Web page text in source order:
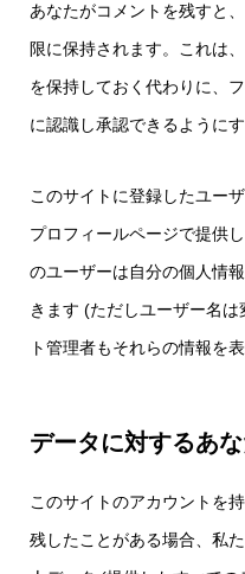
あなたがコメントを残すと
限に保持されます。これは
を保持しておく代わりに、
に認識し承認できるようにす
このサイトに登録したユー
プロフィールページで提供
のユーザーは自分の個人情
きます (ただしユーザー名
ト管理者もそれらの情報を
データに対するあ
このサイトのアカウントを
残したことがある場合、私